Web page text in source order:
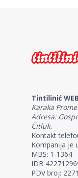
Tintilinić
Karaka
Adresa:
Čitluk.
Kontakt
Kompanija je
MBS: 1-1364
IDB
PDV broj: